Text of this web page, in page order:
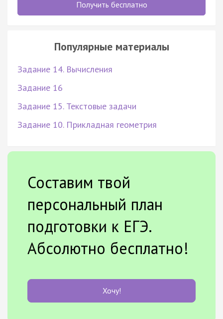
Получить бесплатно
Популярные материалы
Задание 14. Вычисления
Задание 16
Задание 15. Текстовые задачи
Задание 10. Прикладная геометрия
Составим твой
персональный план
подготовки к ЕГЭ.
Абсолютно бесплатно!
Хочу!